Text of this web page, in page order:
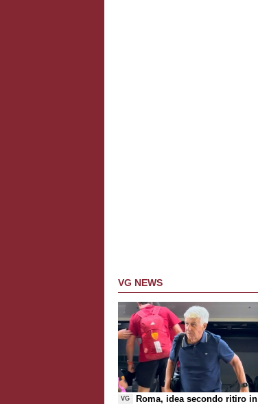
VG NEWS
VG
Roma, idea secondo ritiro in